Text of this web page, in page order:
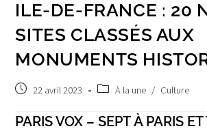
ILE-DE-FRANCE : 20
SITES CLASSÉS AUX
MONUMENTS
Post22 avril 2023
PostÀ la une / Culture
PARIS VOX – SEPT À PARIS